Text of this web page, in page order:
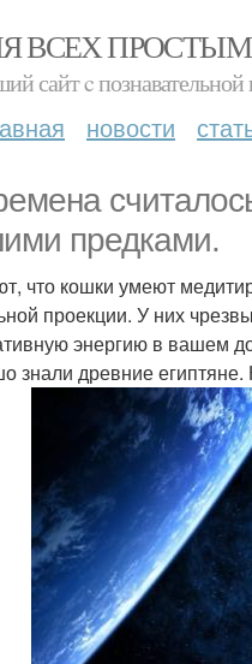
ВСЕХ
сайт c
новости
предками.
что кошки умеют
проекции. У них
энергию в вашем
знали древние